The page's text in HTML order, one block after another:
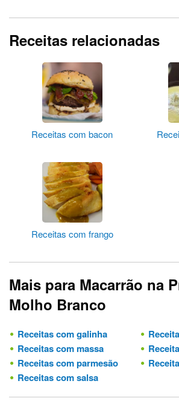
Receitas relacionadas
Receitas com bacon
Receitas com frango
Mais para Macarrão na
Molho Branco
Receitas com galinha
Receitas com massa
Receitas com parmesão
Receitas com salsa